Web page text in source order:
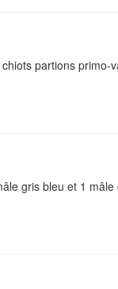
partions primo-
gris bleu et 1